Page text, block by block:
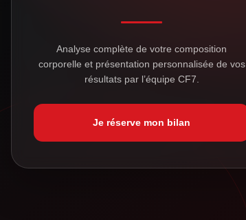
Analyse complète de votre composition
corporelle et présentation personnalisée de vos
résultats par l’équipe CF7.
Je réserve mon bilan